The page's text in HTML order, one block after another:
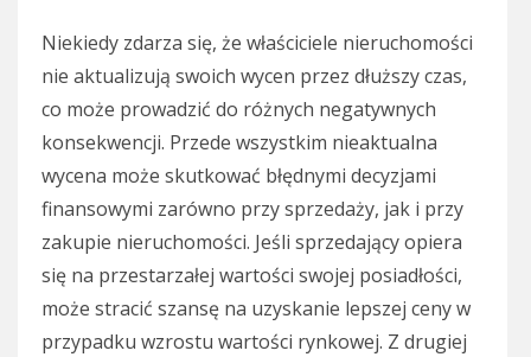
Niekiedy zdarza się, że właściciele nieruchomości
nie aktualizują swoich wycen przez dłuższy czas,
co może prowadzić do różnych negatywnych
konsekwencji. Przede wszystkim nieaktualna
wycena może skutkować błędnymi decyzjami
finansowymi zarówno przy sprzedaży, jak i przy
zakupie nieruchomości. Jeśli sprzedający opiera
się na przestarzałej wartości swojej posiadłości,
może stracić szansę na uzyskanie lepszej ceny w
przypadku wzrostu wartości rynkowej. Z drugiej